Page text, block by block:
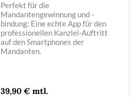
Perfekt für die
Mandantengewinnung und -
bindung: Eine echte App für den
professionellen Kanzlei-Auftritt
auf den Smartphones der
Mandanten.
39,90 € mtl.